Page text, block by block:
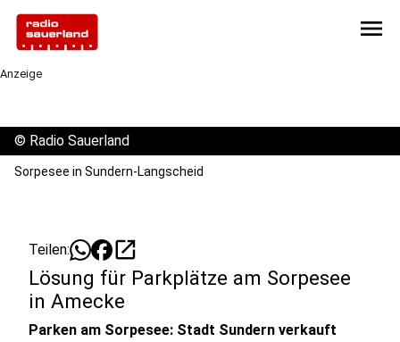
menu
Anzeige
© Radio Sauerland
Sorpesee in Sundern-Langscheid
Teilen: open_in_new
Lösung für Parkplätze am Sorpesee
in Amecke
Parken am Sorpesee: Stadt Sundern verkauft